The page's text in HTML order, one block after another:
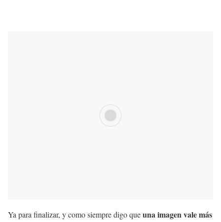
Ya para finalizar, y como siempre digo queuna imagen vale más